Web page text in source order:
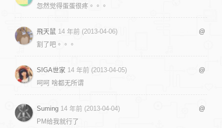
忽然觉得蛋蛋很疼。。。
飛天鼠 14 年前 (2013-04-06)
@
割了吧。。。
SIGA世家 14 年前 (2013-04-05)
@
呵呵 啥都无所谓
Suming 14 年前 (2013-04-04)
@
PM给我就行了